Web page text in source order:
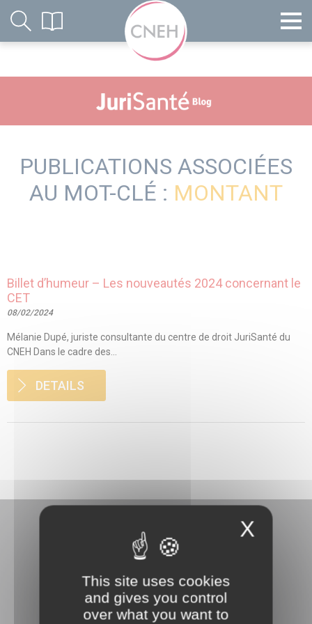
PUBLICATIONS ASSOCIÉES
AU MOT-CLÉ : MONTANT
Billet d’humeur – Les nouveautés 2024 concernant le
CET
08/02/2024
Mélanie Dupé, juriste consultante du centre de droit JuriSanté du
CNEH Dans le cadre des...
DETAILS
3 rue Danton
92240 Malakoff
X
This site uses cookies
and gives you control
over what you want to